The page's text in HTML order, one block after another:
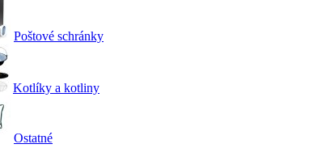
Poštové schránky
Kotlíky a kotliny
Ostatné